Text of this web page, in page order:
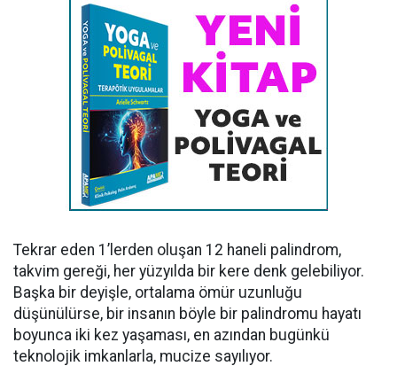
Tekrar eden 1’lerden oluşan 12 haneli palindrom,
takvim gereği, her yüzyılda bir kere denk gelebiliyor.
Başka bir deyişle, ortalama ömür uzunluğu
düşünülürse, bir insanın böyle bir palindromu hayatı
boyunca iki kez yaşaması, en azından bugünkü
teknolojik imkanlarla, mucize sayılıyor.